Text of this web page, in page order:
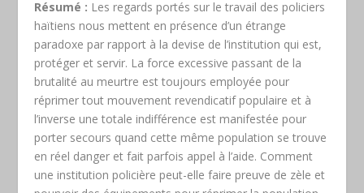
Résumé : Les regards portés sur le travail des policiers
haïtiens nous mettent en présence d’un étrange
paradoxe par rapport à la devise de l’institution qui est,
protéger et servir. La force excessive passant de la
brutalité au meurtre est toujours employée pour
réprimer tout mouvement revendicatif populaire et à
l’inverse une totale indifférence est manifestée pour
porter secours quand cette même population se trouve
en réel danger et fait parfois appel à l’aide. Comment
une institution policière peut-elle faire preuve de zèle et